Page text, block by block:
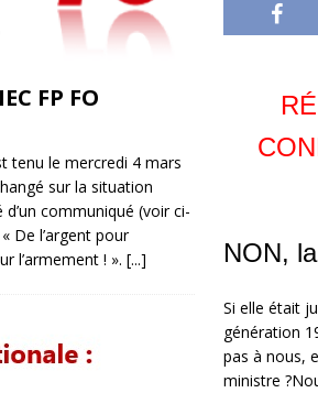
NON,
Si elle était
génération
pas à nous,
ministre
FP FO
tenu le mercredi 4 mars
sur la situation
communiqué (voir ci-
De l’argent pour
l’armement ! ». [...]